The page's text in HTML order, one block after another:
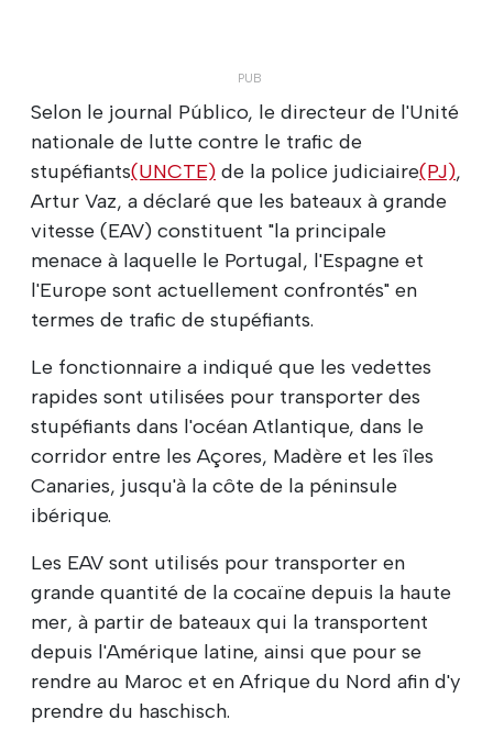
Selon le journal Público, le directeur de l'Unité
nationale de lutte contre le trafic de
stupéfiants(UNCTE) de la police judiciaire(PJ),
Artur Vaz, a déclaré que les bateaux à grande
vitesse (EAV) constituent "la principale
menace à laquelle le Portugal, l'Espagne et
l'Europe sont actuellement confrontés" en
termes de trafic de stupéfiants.
Le fonctionnaire a indiqué que les vedettes
rapides sont utilisées pour transporter des
stupéfiants dans l'océan Atlantique, dans le
corridor entre les Açores, Madère et les îles
Canaries, jusqu'à la côte de la péninsule
ibérique.
Les EAV sont utilisés pour transporter en
grande quantité de la cocaïne depuis la haute
mer, à partir de bateaux qui la transportent
depuis l'Amérique latine, ainsi que pour se
rendre au Maroc et en Afrique du Nord afin d'y
prendre du haschisch.